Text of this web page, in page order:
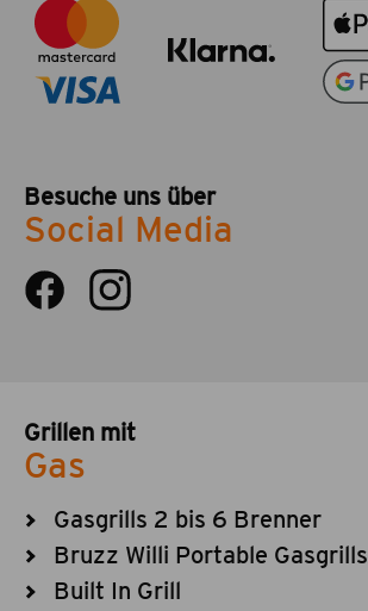
Besuche uns über
Social Media
Grillen mit
Gas
Gasgrills 2 bis 6 Brenner
Bruzz Willi Portable Gasgrills
Built In Grill